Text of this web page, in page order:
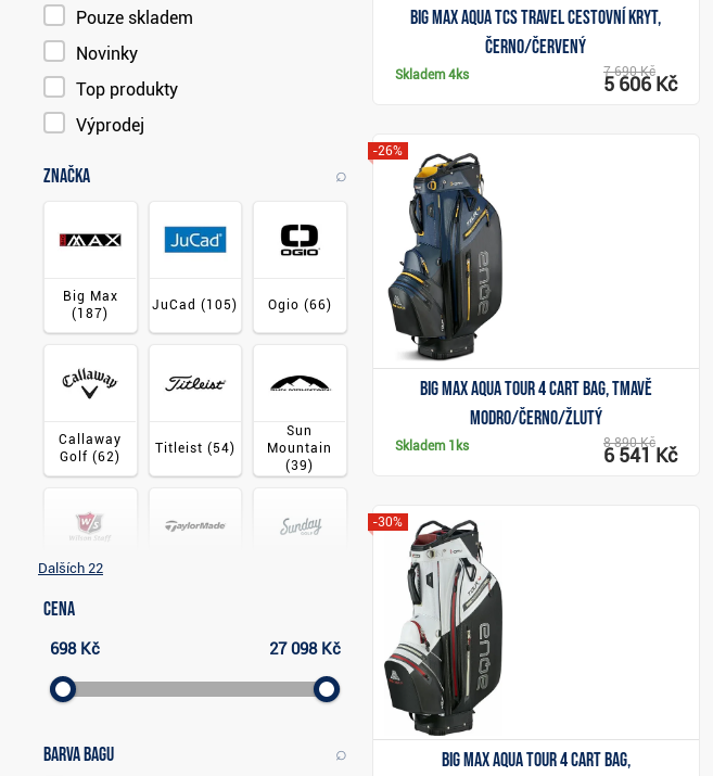
Big Max Aqua TCS Travel cestovní kryt,
černo/červený
Skladem4ks 7 690 Kč
5 606 Kč
Big Max Aqua Tour 4 cart bag, tmavě
modro/černo/žlutý
-26%
Skladem 1ks 8 890 Kč
6 541 Kč
Big Max Aqua Tour 4 cart bag,
-30%
Pouze skladem
Novinky
Top produkty
Výprodej
Značka ⌕
Big Max
(187)
JuCad(105) Ogio (66)
Callaway
Golf (62)
Titleist (54)
Sun
Mountain
(39)
Dalších 22
Cena
698 Kč 27 098 Kč
Barva bagu ⌕